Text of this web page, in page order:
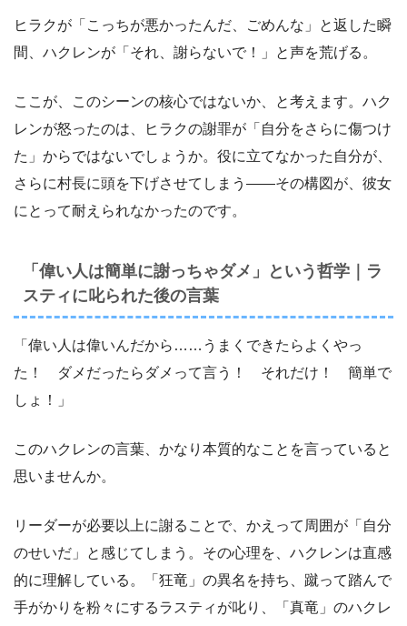
ヒラクが「こっちが悪かったんだ、ごめんな」と返した瞬
間、ハクレンが「それ、謝らないで！」と声を荒げる。
ここが、このシーンの核心ではないか、と考えます。ハク
レンが怒ったのは、ヒラクの謝罪が「自分をさらに傷つけ
た」からではないでしょうか。役に立てなかった自分が、
さらに村長に頭を下げさせてしまう――その構図が、彼女
にとって耐えられなかったのです。
「偉い人は簡単に謝っちゃダメ」という哲学｜ラ
スティに叱られた後の言葉
「偉い人は偉いんだから……うまくできたらよくやっ
た！ ダメだったらダメって言う！ それだけ！ 簡単で
しょ！」
このハクレンの言葉、かなり本質的なことを言っていると
思いませんか。
リーダーが必要以上に謝ることで、かえって周囲が「自分
のせいだ」と感じてしまう。その心理を、ハクレンは直感
的に理解している。「狂竜」の異名を持ち、蹴って踏んで
手がかりを粉々にするラスティが叱り、「真竜」のハクレ